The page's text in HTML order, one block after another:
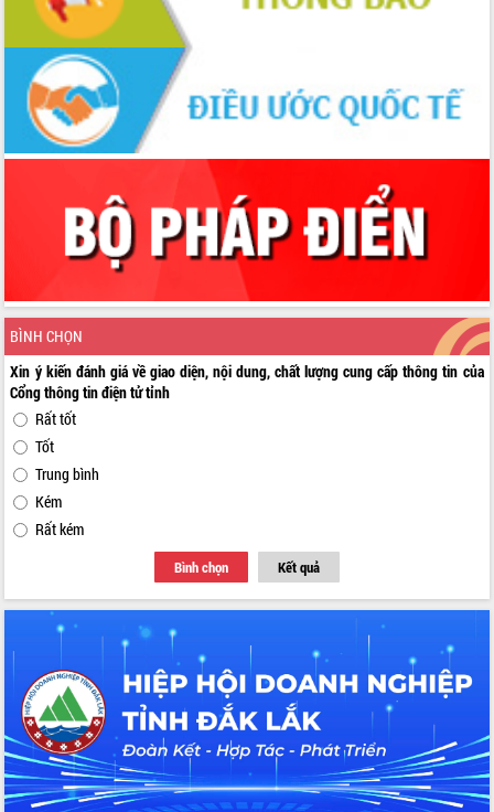
BÌNH CHỌN
Xin ý kiến đánh giá về giao diện, nội dung, chất lượng cung cấp thông tin của
Cổng thông tin điện tử tỉnh
Rất tốt
Tốt
Trung bình
Kém
Rất kém
Bình chọn Kết quả